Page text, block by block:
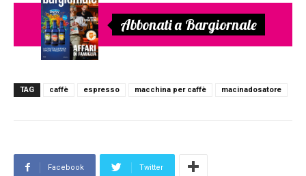
Abbonati a Bargiornale
TAG caffè espresso macchina per caffè macinadosatore
Facebook Twitter